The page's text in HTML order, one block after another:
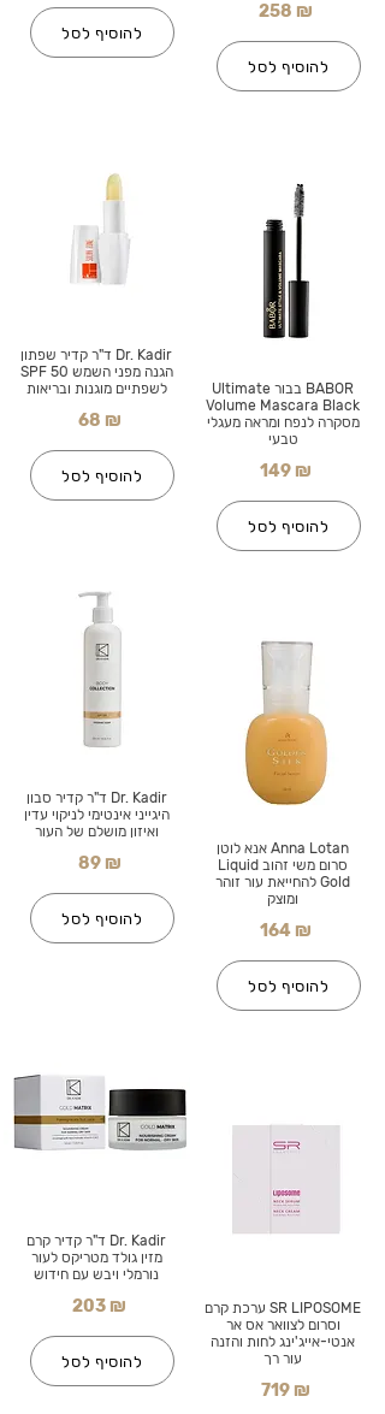
להוסיף לסל
Dr. Kadir ד"ר קדיר שפתון
הגנה מפני השמש SPF 50
לשפתיים מוגנות ובריאות
68 ₪
להוסיף לסל
Dr. Kadir ד"ר קדיר סבון
היגייני אינטימי לניקוי עדין
ואיזון מושלם של העור
89 ₪
להוסיף לסל
Dr. Kadir ד"ר קדיר קרם
מזין גולד מטריקס לעור
נורמלי ויבש עם חידוש
203 ₪
להוסיף לסל
258 ₪
להוסיף לסל
BABOR בבור Ultimate
Volume Mascara Black
מסקרה לנפח ומראה מעגלי
טבעי
149 ₪
להוסיף לסל
Anna Lotan אנא לוטן
סרום משי זהוב Liquid
Gold להחייאת עור זוהר
ומוצק
164 ₪
להוסיף לסל
SR LIPOSOME ערכת קרם
וסרום לצוואר אס אר
אנטי-אייג'ינג לחות והזנה
עור רך
719 ₪